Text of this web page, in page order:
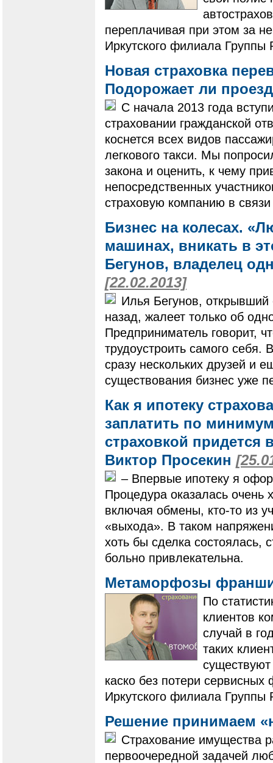
переплачивая при этом за
Иркутского филиала Группы
Новая страховка
Подорожает ли
С начала 2013 года
страховании гражданской
коснется всех видов
легкового такси. Мы
закона и оценить, к чему
непосредственных
страховую компанию в
Бизнес на колесах.
машинах, вникать в
Бегунов, владелец
[22.02.2013]
Илья Бегунов, открывший
назад, жалеет только об
Предприниматель говорит,
трудоустроить самого
сразу нескольких друзей и
существования бизнес уже
Как я ипотеку
заплатить по
страховкой придется
Виктор Просекин
– Впервые ипотеку я
Процедура оказалась очень
включая обмены, кто-то из
«выхода». В таком
хоть бы сделка состоялась,
больно привлекательна.
Метаморфозы
По
клиентов
случай в
таких
каско без потери сервисных
Иркутского филиала Группы
Решение принимаем
Страхование имущества
первоочередной задачей